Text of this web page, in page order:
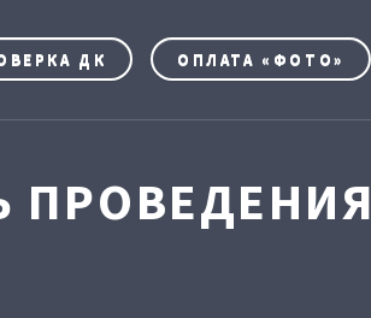
ДК ОПЛАТА «ФОТО»
ПРОВЕДЕНИЯ